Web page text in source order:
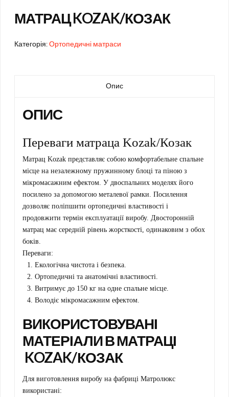
МАТРАЦ KOZAK/КОЗАК
Категорія:Ортопедичні матраси
Опис
ОПИС
Переваги матраца Kozak/Козак
Матрац Kozak представляє собою комфортабельне спальне
місце на незалежному пружинному блоці та піною з
мікромасажним ефектом. У двоспальних моделях його
посилено за допомогою металевої рамки. Посилення
дозволяє поліпшити ортопедичні властивості і
продовжити термін експлуатації виробу. Двосторонній
матрац має середній рівень жорсткості, одинаковим з обох
боків.
Переваги:
Екологічна чистота і безпека.
Ортопедичні та анатомічні властивості.
Витримує до 150 кг на одне спальне місце.
Володіє мікромасажним ефектом.
ВИКОРИСТОВУВАНІ
МАТЕРІАЛИ В МАТРАЦІ
KOZAK/КОЗАК
Для виготовлення виробу на фабриці Матролюкс
використані: